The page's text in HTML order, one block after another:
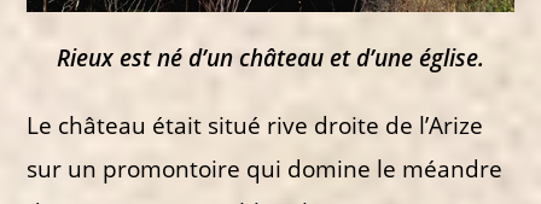
Rieux est né d’un château et d’une église.
Le château était situé rive droite de l’Arize
sur un promontoire qui domine le méandre